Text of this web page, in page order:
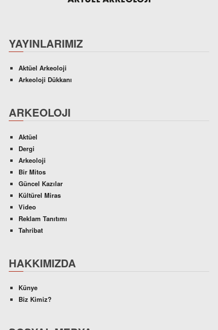
YAYINLARIMIZ
Aktüel Arkeoloji
Arkeoloji Dükkanı
ARKEOLOJI
Aktüel
Dergi
Arkeoloji
Bir Mitos
Güncel Kazılar
Kültürel Miras
Video
Reklam Tanıtımı
Tahribat
HAKKIMIZDA
Künye
Biz Kimiz?